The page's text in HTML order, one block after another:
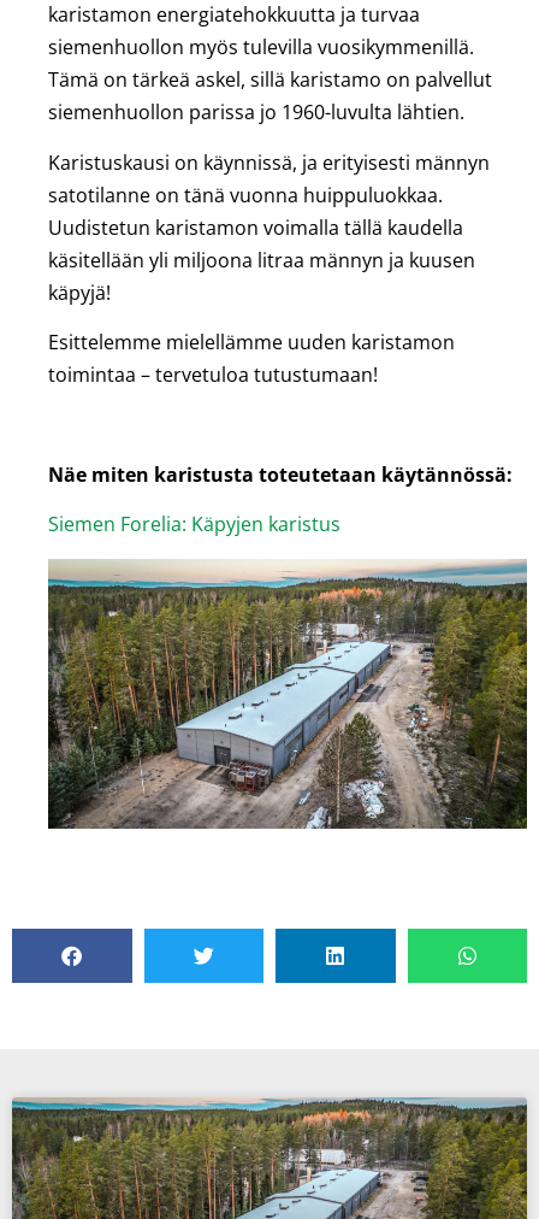
karistamon energiatehokkuutta ja turvaa
siemenhuollon myös tulevilla vuosikymmenillä.
Tämä on tärkeä askel, sillä karistamo on palvellut
siemenhuollon parissa jo 1960-luvulta lähtien.
Karistuskausi on käynnissä, ja erityisesti männyn
satotilanne on tänä vuonna huippuluokkaa.
Uudistetun karistamon voimalla tällä kaudella
käsitellään yli miljoona litraa männyn ja kuusen
käpyjä!
Esittelemme mielellämme uuden karistamon
toimintaa – tervetuloa tutustumaan!
Näe miten karistusta toteutetaan käytännössä:
Siemen Forelia: Käpyjen karistus